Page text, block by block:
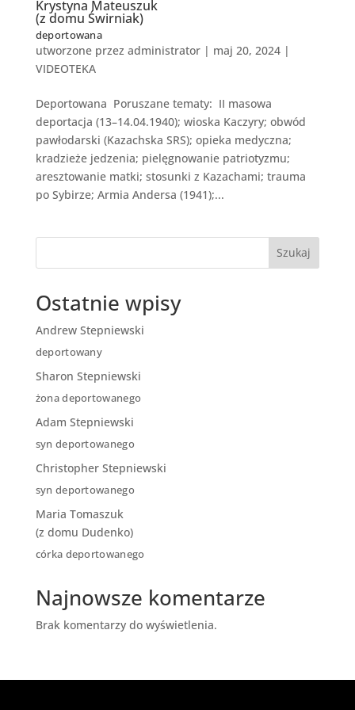
Krystyna Mateuszuk
(z domu Świrniak)
deportowana
utworzone przez administrator| maj 20, 2024|
VIDEOTEKA
Deportowana Poruszane tematy: II masowa
deportacja (13–14.04.1940); wioska Kaczyry; obwód
pawłodarski (Kazachska SRS); opieka medyczna;
kradzieże jedzenia; pielęgnowanie patriotyzmu;
aresztowanie matki; stosunki z Kazachami; trauma
po Sybirze; Armia Andersa (1941);...
Szukaj
Ostatnie wpisy
Andrew Stepniewski
deportowany
Sharon Stepniewski
żona deportowanego
Adam Stepniewski
syn deportowanego
Christopher Stepniewski
syn deportowanego
Maria Tomaszuk
(z domu Dudenko)
córka deportowanego
Najnowsze komentarze
Brak komentarzy do wyświetlenia.